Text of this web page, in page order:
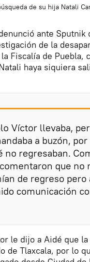
de su hija Natali
ante Sputnik
de la
Fiscalía de Puebla,
haya siquiera
Víctor llevaba,
a buzón,
regresaban.
que no
de regreso pero
comunicación
le dijo a Aidé que la
de Tlaxcala, por lo